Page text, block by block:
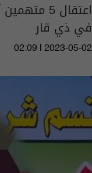
اعتقال 5
في ذي قار
02:09 | 2023-05-02